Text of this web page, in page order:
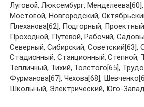
Луговой, Люксембург,
Мостовой, Новгородский,
Плеханова[62], Подгорный,
Проходной, Путевой, Рабочий,
Северный, Сибирский, Советский[63],
Стадионный, Станционный, Степной,
Тепличный, Тихий, Толстого[65],
Фурманова[67], Чехова[68],
Школьный, Электрический, Юго-